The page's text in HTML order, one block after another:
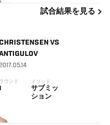
試合結果を見る
CHRISTENSEN VS
2017.05.14
ラウンド メソッド
サブミッ
ション